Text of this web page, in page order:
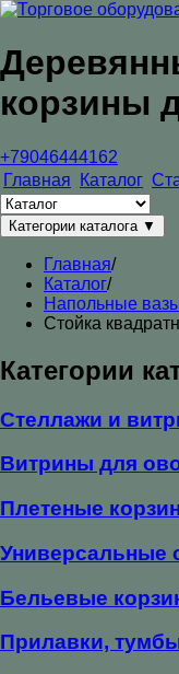
корзины
+79046444162
Главная
Каталог
Категории каталога ▼
Главная/
Каталог/
Напольные
Стойка
Категории
Стеллажи и
Витрины для
Плетеные
Универсальные
Бельевые
Прилавки,